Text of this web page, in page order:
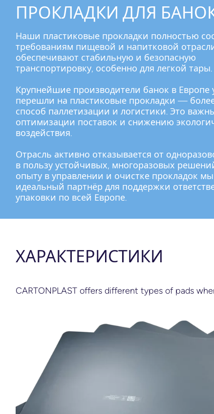
ПРОКЛАДКИ ДЛЯ
Наши пластиковые прокладки полностью
требованиям пищевой и напитковой
обеспечивают стабильную и безопасную
транспортировку, особенно для легкой тары.
Крупнейшие производители банок в Европе
перешли на пластиковые прокладки —
способ паллетизации и логистики. Это
оптимизации поставок и снижению
воздействия.
Отрасль активно отказывается от
в пользу устойчивых, многоразовых
опыту в управлении и очистке прокладок
идеальный партнёр для поддержки
упаковки по всей Европе.
ХАРАКТЕРИСТИКИ
CARTONPLAST offers different types of pads